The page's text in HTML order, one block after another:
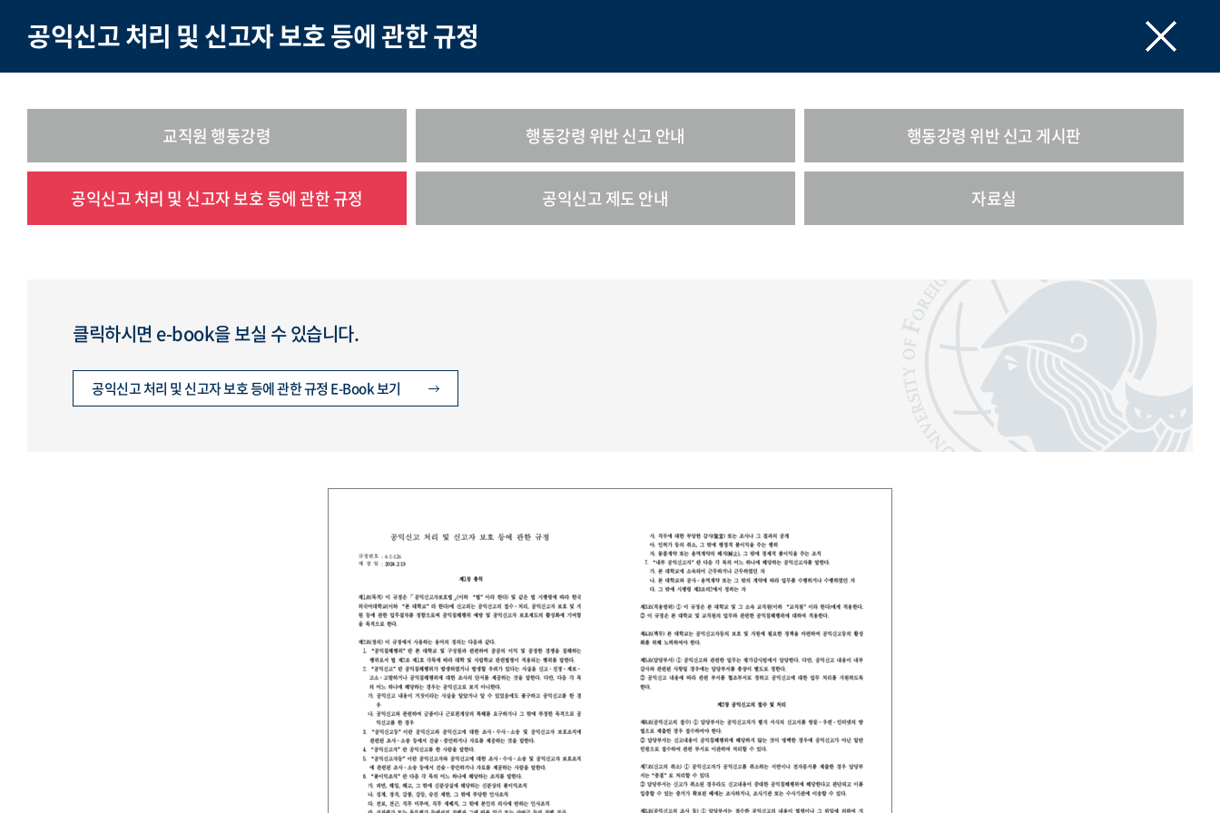
공익신고 처리 및 신고자 보호 등에 관한 규정
교직원 행동강령 행동강령 위반 신고 안내 행동강령 위반 신고 게시판
공익신고 처리 및 신고자 보호 등에 관한 규정 공익신고 제도 안내 자료실
클릭하시면 e-book을 보실 수 있습니다.
공익신고 처리 및 신고자 보호 등에 관한 규정 E-Book 보기